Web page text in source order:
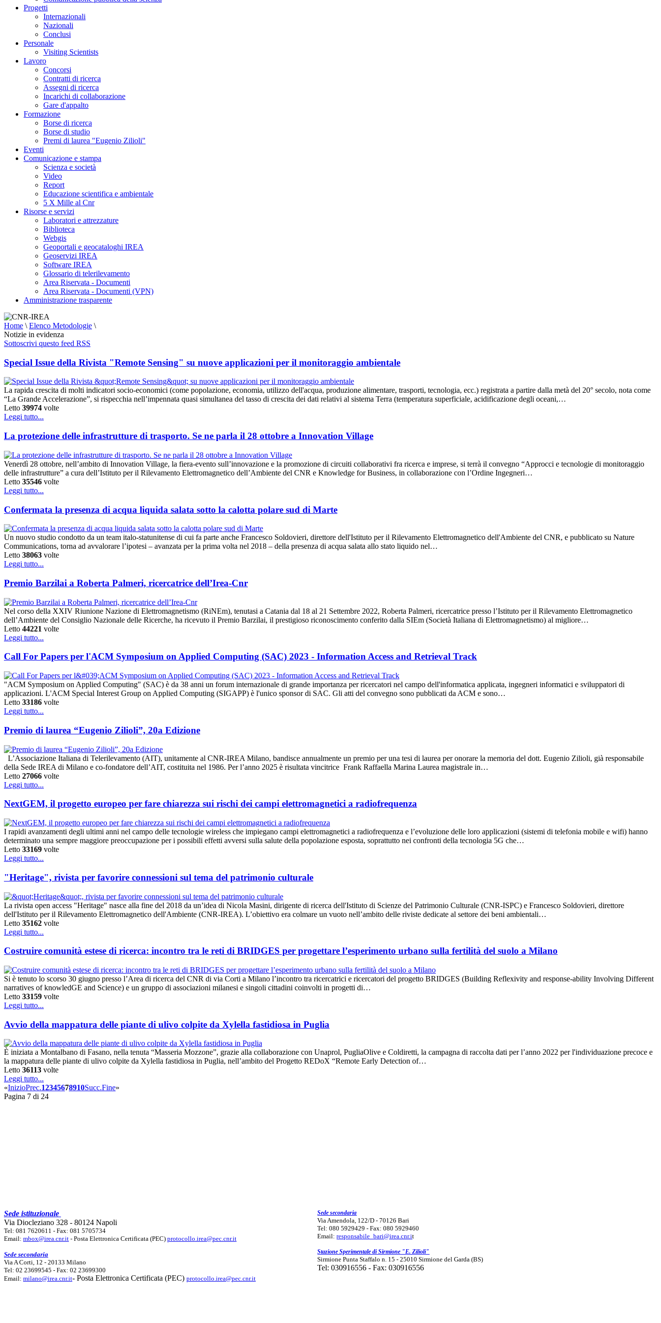
Progetti
Internazionali
Nazionali
Conclusi
Personale
Visiting Scientists
Lavoro
Concorsi
Contratti di ricerca
Assegni di ricerca
Incarichi di collaborazione
Gare d'appalto
Formazione
Borse di ricerca
Borse di studio
Premi di laurea "Eugenio Zilioli"
Eventi
Comunicazione e stampa
Scienza e società
Video
Report
Educazione scientifica e ambientale
5 X Mille al Cnr
Risorse e servizi
Laboratori e attrezzature
Biblioteca
Webgis
Geoportali e geocataloghi IREA
Geoservizi IREA
Software IREA
Glossario di telerilevamento
Area Riservata - Documenti
Area Riservata - Documenti (VPN)
Amministrazione trasparente
Home \ Elenco Metodologie \
Notizie in evidenza
Sottoscrivi questo feed RSS
Special Issue della Rivista "Remote Sensing" su nuove applicazioni per il monitoraggio ambientale
La rapida crescita di molti indicatori socio-economici (come popolazione, economia, utilizzo dell'acqua, produzione alimentare, trasporti, tecnologia, ecc.) registrata a partire dalla metà del 20° secolo, nota come
“La Grande Accelerazione”, si rispecchia nell’impennata quasi simultanea del tasso di crescita dei dati relativi al sistema Terra (temperatura superficiale, acidificazione degli oceani,…
Letto 39974 volte
Leggi tutto...
La protezione delle infrastrutture di trasporto. Se ne parla il 28 ottobre a Innovation Village
Venerdì 28 ottobre, nell’ambito di Innovation Village, la fiera-evento sull’innovazione e la promozione di circuiti collaborativi fra ricerca e imprese, si terrà il convegno “Approcci e tecnologie di monitoraggio
delle infrastrutture” a cura dell’Istituto per il Rilevamento Elettromagnetico dell’Ambiente del CNR e Knowledge for Business, in collaborazione con l’Ordine Ingegneri…
Letto 35546 volte
Leggi tutto...
Confermata la presenza di acqua liquida salata sotto la calotta polare sud di Marte
Un nuovo studio condotto da un team italo-statunitense di cui fa parte anche Francesco Soldovieri, direttore dell'Istituto per il Rilevamento Elettromagnetico dell'Ambiente del CNR, e pubblicato su Nature
Communications, torna ad avvalorare l’ipotesi – avanzata per la prima volta nel 2018 – della presenza di acqua salata allo stato liquido nel…
Letto 38063 volte
Leggi tutto...
Premio Barzilai a Roberta Palmeri, ricercatrice dell’Irea-Cnr
Nel corso della XXIV Riunione Nazione di Elettromagnetismo (RiNEm), tenutasi a Catania dal 18 al 21 Settembre 2022, Roberta Palmeri, ricercatrice presso l’Istituto per il Rilevamento Elettromagnetico
dell’Ambiente del Consiglio Nazionale delle Ricerche, ha ricevuto il Premio Barzilai, il prestigioso riconoscimento conferito dalla SIEm (Società Italiana di Elettromagnetismo) al migliore…
Letto 44221 volte
Leggi tutto...
Call For Papers per l'ACM Symposium on Applied Computing (SAC) 2023 - Information Access and Retrieval Track
"ACM Symposium on Applied Computing" (SAC) è da 38 anni un forum internazionale di grande importanza per ricercatori nel campo dell'informatica applicata, ingegneri informatici e sviluppatori di
applicazioni. L'ACM Special Interest Group on Applied Computing (SIGAPP) è l'unico sponsor di SAC. Gli atti del convegno sono pubblicati da ACM e sono…
Letto 33186 volte
Leggi tutto...
Premio di laurea “Eugenio Zilioli”, 20a Edizione
L’Associazione Italiana di Telerilevamento (AIT), unitamente al CNR-IREA Milano, bandisce annualmente un premio per una tesi di laurea per onorare la memoria del dott. Eugenio Zilioli, già responsabile
della Sede IREA di Milano e co-fondatore dell’AIT, costituita nel 1986. Per l’anno 2025 è risultata vincitrice Frank Raffaella Marina Laurea magistrale in…
Letto 27066 volte
Leggi tutto...
NextGEM, il progetto europeo per fare chiarezza sui rischi dei campi elettromagnetici a radiofrequenza
I rapidi avanzamenti degli ultimi anni nel campo delle tecnologie wireless che impiegano campi elettromagnetici a radiofrequenza e l’evoluzione delle loro applicazioni (sistemi di telefonia mobile e wifi) hanno
determinato una sempre maggiore preoccupazione per i possibili effetti avversi sulla salute della popolazione esposta, soprattutto nei confronti della tecnologia 5G che…
Letto 33169 volte
Leggi tutto...
"Heritage", rivista per favorire connessioni sul tema del patrimonio culturale
La rivista open access "Heritage" nasce alla fine del 2018 da un’idea di Nicola Masini, dirigente di ricerca dell'Istituto di Scienze del Patrimonio Culturale (CNR-ISPC) e Francesco Soldovieri, direttore
dell'Istituto per il Rilevamento Elettromagnetico dell'Ambiente (CNR-IREA). L’obiettivo era colmare un vuoto nell’ambito delle riviste dedicate al settore dei beni ambientali…
Letto 35162 volte
Leggi tutto...
Costruire comunità estese di ricerca: incontro tra le reti di BRIDGES per progettare l’esperimento urbano sulla fertilità del suolo a Milano
Si è tenuto lo scorso 30 giugno presso l’Area di ricerca del CNR di via Corti a Milano l’incontro tra ricercatrici e ricercatori del progetto BRIDGES (Building Reflexivity and response-ability Involving Different
narratives of knowledGE and Science) e un gruppo di associazioni milanesi e singoli cittadini coinvolti in progetti di…
Letto 33159 volte
Leggi tutto...
Avvio della mappatura delle piante di ulivo colpite da Xylella fastidiosa in Puglia
È iniziata a Montalbano di Fasano, nella tenuta “Masseria Mozzone”, grazie alla collaborazione con Unaprol, PugliaOlive e Coldiretti, la campagna di raccolta dati per l’anno 2022 per l'individuazione precoce e
la mappatura delle piante di ulivo colpite da Xylella fastidiosa in Puglia, nell’ambito del Progetto REDoX “Remote Early Detection of…
Letto 36113 volte
Leggi tutto...
«InizioPrec.12345678910Succ.Fine»
Pagina 7 di 24
Sede istituzionale
Via Diocleziano 328 - 80124 Napoli
Tel: 081 7620611 - Fax: 081 5705734
Email: mbox@irea.cnr.it - Posta Elettronica Certificata (PEC) protocollo.irea@pec.cnr.it
Sede secondaria
Via A Corti, 12 - 20133 Milano
Tel: 02 23699545 - Fax: 02 23699300
Email: milano@irea.cnr.it- Posta Elettronica Certificata (PEC) protocollo.irea@pec.cnr.it
Sede secondaria
Via Amendola, 122/D - 70126 Bari
Tel: 080 5929429 - Fax: 080 5929460
Email:responsabile_bari@irea.cnr.it
Stazione Sperimentale di Sirmione "E. Zilioli"
Sirmione Punta Staffalo n. 15 - 25010 Sirmione del Garda (BS)
Tel: 030916556 - Fax: 030916556